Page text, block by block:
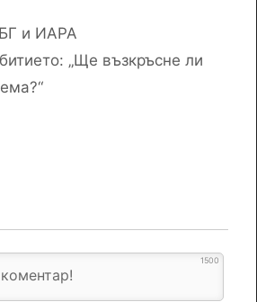
и ИАРА
„Ще възкръсне ли
1500